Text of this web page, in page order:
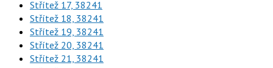
Střítež 17, 38241
Střítež 18, 38241
Střítež 19, 38241
Střítež 20, 38241
Střítež 21, 38241